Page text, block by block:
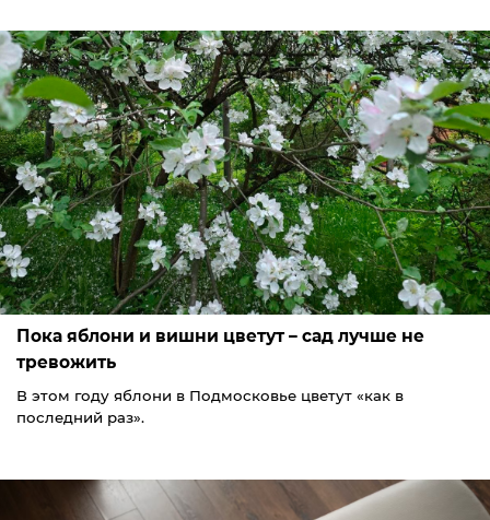
Пока яблони и вишни цветут – сад лучше не
тревожить
В этом году яблони в Подмосковье цветут «как в
последний раз».